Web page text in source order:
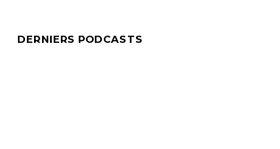
DERNIERS PODCASTS